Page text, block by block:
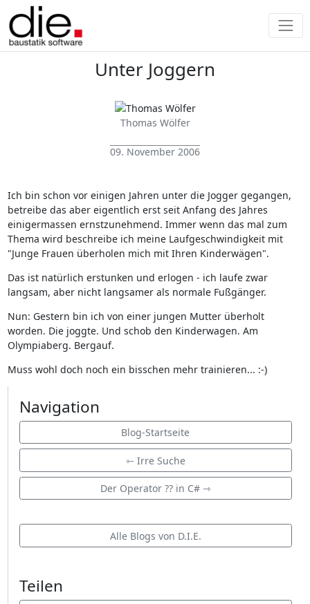
Unter Joggern
Thomas Wölfer
09. November 2006
Ich bin schon vor einigen Jahren unter die Jogger gegangen,
betreibe das aber eigentlich erst seit Anfang des Jahres
einigermassen ernstzunehmend. Immer wenn das mal zum
Thema wird beschreibe ich meine Laufgeschwindigkeit mit
"Junge Frauen überholen mich mit Ihren Kinderwägen".
Das ist natürlich erstunken und erlogen - ich laufe zwar
langsam, aber nicht langsamer als normale Fußgänger.
Nun: Gestern bin ich von einer jungen Mutter überholt
worden. Die joggte. Und schob den Kinderwagen. Am
Olympiaberg. Bergauf.
Muss wohl doch noch ein bisschen mehr trainieren... :-)
Navigation
Blog-Startseite
⇽ Irre Suche
Der Operator ?? in C# ⇾
Alle Blogs von D.I.E.
Teilen